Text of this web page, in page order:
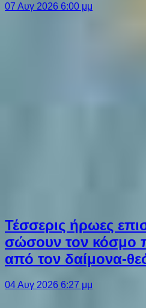
07 Αυγ 2026 6:00 μμ
Τέσσερις ήρωες
σώσουν τον κόσμο
από τον δαίμονα-
04 Αυγ 2026 6:27 μμ